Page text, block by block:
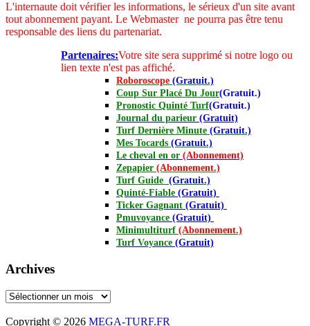
L'internaute doit vérifier les informations, le sérieux d'un site avant
tout abonnement payant. Le Webmaster ne pourra pas être tenu
responsable des liens du partenariat.
Partenaires:Votre site sera supprimé si notre logo ou
lien texte n'est pas affiché.
Roboroscope (Gratuit.)
Coup Sur Placé Du Jour(Gratuit.)
Pronostic Quinté Turf(Gratuit.)
Journal du parieur (Gratuit)
Turf Dernière Minute (Gratuit.)
Mes Tocards (Gratuit.)
Le cheval en or (Abonnement)
Zepapier (Abonnement.)
Turf Guide (Gratuit.)
Quinté-Fiable (Gratuit)
Ticker Gagnant (Gratuit)
Pmuvoyance (Gratuit)
Minimultiturf (Abonnement.)
Turf Voyance (Gratuit)
Archives
Archives
Copyright © 2026 MEGA-TURF.FR